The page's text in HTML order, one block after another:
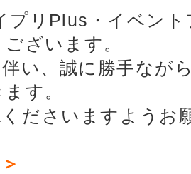
プリPlus・イベン
ざいます。
い、誠に勝手なが
す。
ださいますようお